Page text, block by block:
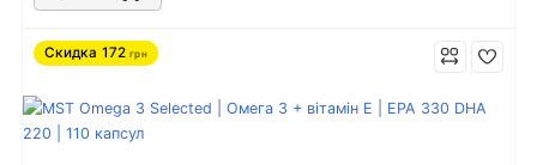
Скидка 172 грн